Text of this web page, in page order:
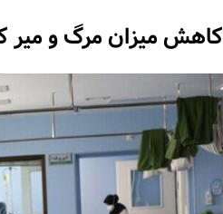
کاهش میزان مرگ و میر